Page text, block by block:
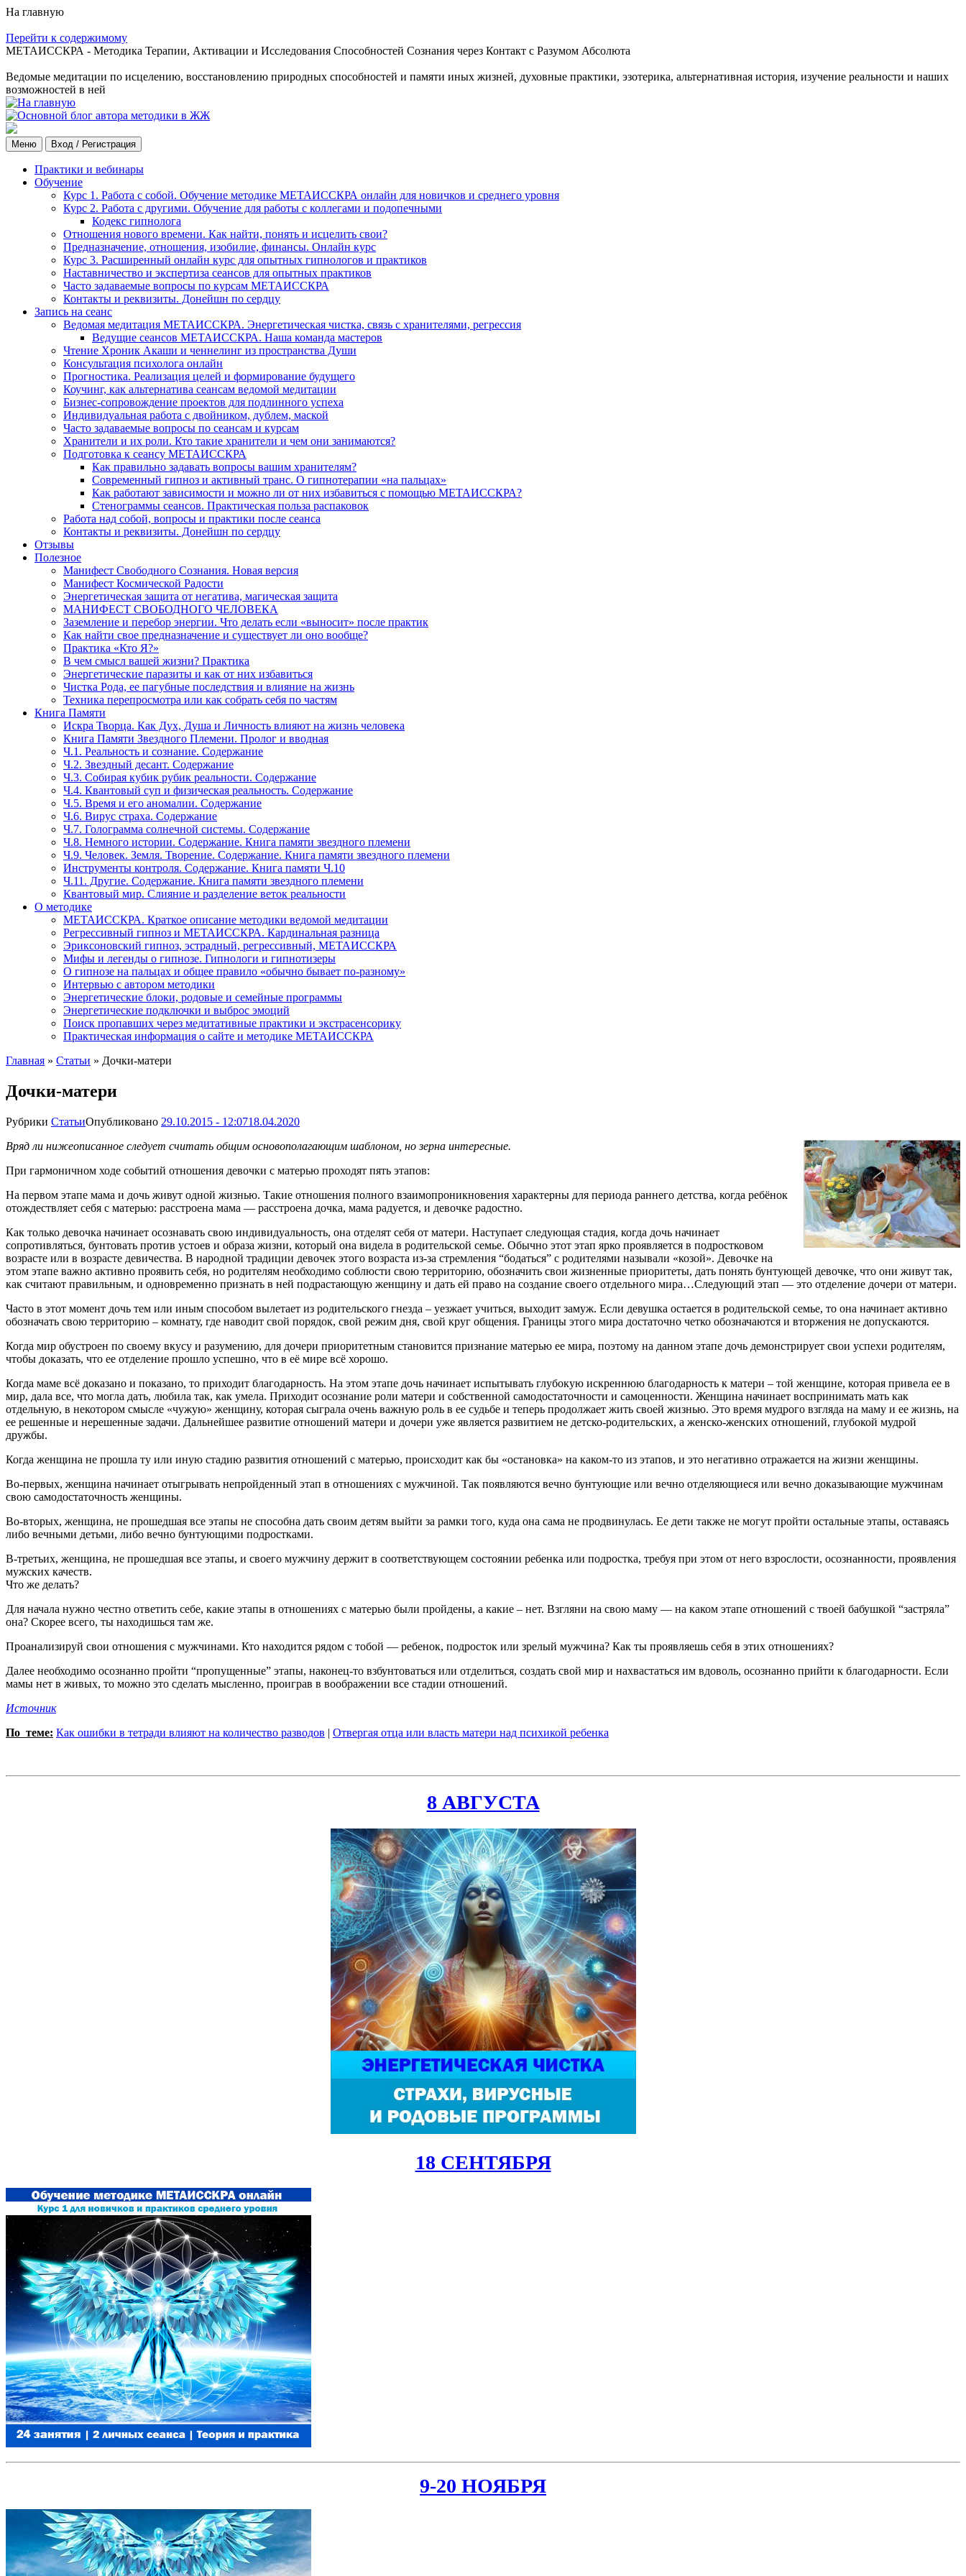
На главную
Перейти к содержимому
МЕТАИССКРА - Методика Терапии, Активации и Исследования Способностей Сознания через Контакт с Разумом Абсолюта
Ведомые медитации по исцелению, восстановлению природных способностей и памяти иных жизней, духовные практики, эзотерика, альтернативная история, изучение реальности и наших
возможностей в ней
Меню Вход / Регистрация
Практики и вебинары
Обучение
Курс 1. Работа с собой. Обучение методике МЕТАИССКРА онлайн для новичков и среднего уровня
Курс 2. Работа с другими. Обучение для работы с коллегами и подопечными
Кодекс гипнолога
Отношения нового времени. Как найти, понять и исцелить свои?
Предназначение, отношения, изобилие, финансы. Онлайн курс
Курс 3. Расширенный онлайн курс для опытных гипнологов и практиков
Наставничество и экспертиза сеансов для опытных практиков
Часто задаваемые вопросы по курсам МЕТАИССКРА
Контакты и реквизиты. Донейшн по сердцу
Запись на сеанс
Ведомая медитация МЕТАИССКРА. Энергетическая чистка, связь с хранителями, регрессия
Ведущие сеансов МЕТАИССКРА. Наша команда мастеров
Чтение Хроник Акаши и ченнелинг из пространства Души
Консультация психолога онлайн
Прогностика. Реализация целей и формирование будущего
Коучинг, как альтернатива сеансам ведомой медитации
Бизнес-сопровождение проектов для подлинного успеха
Индивидуальная работа с двойником, дублем, маской
Часто задаваемые вопросы по сеансам и курсам
Хранители и их роли. Кто такие хранители и чем они занимаются?
Подготовка к сеансу МЕТАИССКРА
Как правильно задавать вопросы вашим хранителям?
Современный гипноз и активный транс. О гипнотерапии «на пальцах»
Как работают зависимости и можно ли от них избавиться с помощью МЕТАИССКРА?
Стенограммы сеансов. Практическая польза распаковок
Работа над собой, вопросы и практики после сеанса
Контакты и реквизиты. Донейшн по сердцу
Отзывы
Полезное
Манифест Свободного Сознания. Новая версия
Манифест Космической Радости
Энергетическая защита от негатива, магическая защита
МАНИФЕСТ СВОБОДНОГО ЧЕЛОВЕКА
Заземление и перебор энергии. Что делать если «выносит» после практик
Как найти свое предназначение и существует ли оно вообще?
Практика «Кто Я?»
В чем смысл вашей жизни? Практика
Энергетические паразиты и как от них избавиться
Чистка Рода, ее пагубные последствия и влияние на жизнь
Техника перепросмотра или как собрать себя по частям
Книга Памяти
Искра Творца. Как Дух, Душа и Личность влияют на жизнь человека
Книга Памяти Звездного Племени. Пролог и вводная
Ч.1. Реальность и сознание. Содержание
Ч.2. Звездный десант. Содержание
Ч.3. Собирая кубик рубик реальности. Содержание
Ч.4. Квантовый суп и физическая реальность. Содержание
Ч.5. Время и его аномалии. Содержание
Ч.6. Вирус страха. Содержание
Ч.7. Голограмма солнечной системы. Содержание
Ч.8. Немного истории. Содержание. Книга памяти звездного племени
Ч.9. Человек. Земля. Творение. Содержание. Книга памяти звездного племени
Инструменты контроля. Содержание. Книга памяти Ч.10
Ч.11. Другие. Содержание. Книга памяти звездного племени
Квантовый мир. Слияние и разделение веток реальности
О методике
МЕТАИССКРА. Краткое описание методики ведомой медитации
Регрессивный гипноз и МЕТАИССКРА. Кардинальная разница
Эриксоновский гипноз, эстрадный, регрессивный, МЕТАИССКРА
Мифы и легенды о гипнозе. Гипнологи и гипнотизеры
О гипнозе на пальцах и общее правило «обычно бывает по-разному»
Интервью с автором методики
Энергетические блоки, родовые и семейные программы
Энергетические подключки и выброс эмоций
Поиск пропавших через медитативные практики и экстрасенсорику
Практическая информация о сайте и методике МЕТАИССКРА
Главная » Статьи » Дочки-матери
Дочки-матери
Рубрики СтатьиОпубликовано 29.10.2015 - 12:0718.04.2020
Вряд ли нижеописанное следует считать общим основополагающим шаблоном, но зерна интересные.
При гармоничном ходе событий отношения девочки с матерью проходят пять этапов:
На первом этапе мама и дочь живут одной жизнью. Такие отношения полного взаимопроникновения характерны для периода раннего детства, когда ребёнок
отождествляет себя с матерью: расстроена мама — расстроена дочка, мама радуется, и девочке радостно.
Как только девочка начинает осознавать свою индивидуальность, она отделят себя от матери. Наступает следующая стадия, когда дочь начинает
сопротивляться, бунтовать против устоев и образа жизни, который она видела в родительской семье. Обычно этот этап ярко проявляется в подростковом
возрасте или в возрасте девичества. В народной традиции девочек этого возраста из-за стремления “бодаться” с родителями называли «козой». Девочке на
этом этапе важно активно проявить себя, но родителям необходимо соблюсти свою территорию, обозначить свои жизненные приоритеты, дать понять бунтующей девочке, что они живут так,
как считают правильным, и одновременно признать в ней подрастающую женщину и дать ей право на создание своего отдельного мира…Следующий этап — это отделение дочери от матери.
Часто в этот момент дочь тем или иным способом вылетает из родительского гнезда – уезжает учиться, выходит замуж. Если девушка остается в родительской семье, то она начинает активно
обозначать свою территорию – комнату, где наводит свой порядок, свой режим дня, свой круг общения. Границы этого мира достаточно четко обозначаются и вторжения не допускаются.
Когда мир обустроен по своему вкусу и разумению, для дочери приоритетным становится признание матерью ее мира, поэтому на данном этапе дочь демонстрирует свои успехи родителям,
чтобы доказать, что ее отделение прошло успешно, что в её мире всё хорошо.
Когда маме всё доказано и показано, то приходит благодарность. На этом этапе дочь начинает испытывать глубокую искреннюю благодарность к матери – той женщине, которая привела ее в
мир, дала все, что могла дать, любила так, как умела. Приходит осознание роли матери и собственной самодостаточности и самоценности. Женщина начинает воспринимать мать как
отдельную, в некотором смысле «чужую» женщину, которая сыграла очень важную роль в ее судьбе и теперь продолжает жить своей жизнью. Это время мудрого взгляда на маму и ее жизнь, на
ее решенные и нерешенные задачи. Дальнейшее развитие отношений матери и дочери уже является развитием не детско-родительских, а женско-женских отношений, глубокой мудрой
дружбы.
Когда женщина не прошла ту или иную стадию развития отношений с матерью, происходит как бы «остановка» на каком-то из этапов, и это негативно отражается на жизни женщины.
Во-первых, женщина начинает отыгрывать непройденный этап в отношениях с мужчиной. Так появляются вечно бунтующие или вечно отделяющиеся или вечно доказывающие мужчинам
свою самодостаточность женщины.
Во-вторых, женщина, не прошедшая все этапы не способна дать своим детям выйти за рамки того, куда она сама не продвинулась. Ее дети также не могут пройти остальные этапы, оставаясь
либо вечными детьми, либо вечно бунтующими подростками.
В-третьих, женщина, не прошедшая все этапы, и своего мужчину держит в соответствующем состоянии ребенка или подростка, требуя при этом от него взрослости, осознанности, проявления
мужских качеств.
Что же делать?
Для начала нужно честно ответить себе, какие этапы в отношениях с матерью были пройдены, а какие – нет. Взгляни на свою маму — на каком этапе отношений с твоей бабушкой “застряла”
она? Скорее всего, ты находишься там же.
Проанализируй свои отношения с мужчинами. Кто находится рядом с тобой — ребенок, подросток или зрелый мужчина? Как ты проявляешь себя в этих отношениях?
Далее необходимо осознанно пройти “пропущенные” этапы, наконец-то взбунтоваться или отделиться, создать свой мир и нахвастаться им вдоволь, осознанно прийти к благодарности. Если
мамы нет в живых, то можно это сделать мысленно, проиграв в воображении все стадии отношений.
Источник
По теме: Как ошибки в тетради влияют на количество разводов | Отвергая отца или власть матери над психикой ребенка
8 АВГУСТА
18 СЕНТЯБРЯ
9-20 НОЯБРЯ